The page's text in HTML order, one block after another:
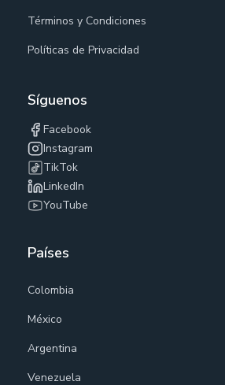
Términos y Condiciones
Políticas de Privacidad
Síguenos
Facebook
Instagram
TikTok
LinkedIn
YouTube
Países
Colombia
México
Argentina
Venezuela